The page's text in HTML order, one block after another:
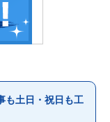
も土日・祝日も工